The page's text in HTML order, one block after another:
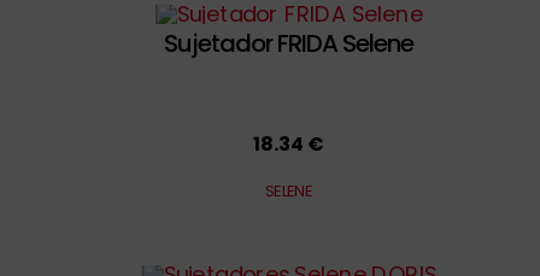
Sujetador FRIDA Selene
18.34 €
SELENE